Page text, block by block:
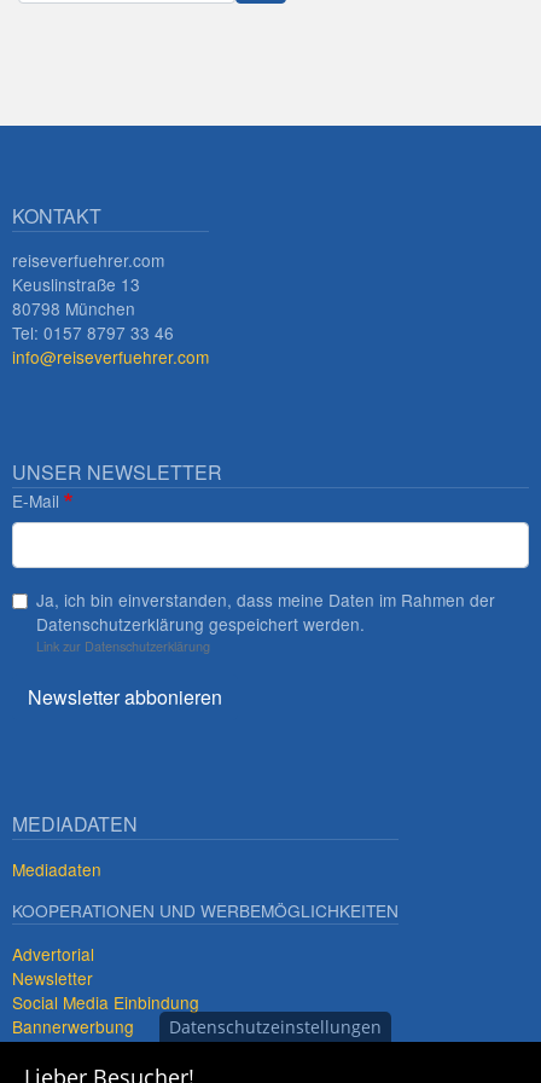
KONTAKT
reiseverfuehrer.com
Keuslinstraße 13
80798 München
Tel: 0157 8797 33 46
info@reiseverfuehrer.com
UNSER NEWSLETTER
E-Mail
Ja, ich bin einverstanden, dass meine Daten im Rahmen der
Datenschutzerklärung gespeichert werden.
Link zur Datenschutzerklärung
Newsletter abbonieren
MEDIADATEN
Mediadaten
KOOPERATIONEN UND WERBEMÖGLICHKEITEN
Advertorial
Newsletter
Social Media Einbindung
Bannerwerbung
Premiumdestinationen
Datenschutzeinstellungen
Lieber Besucher!